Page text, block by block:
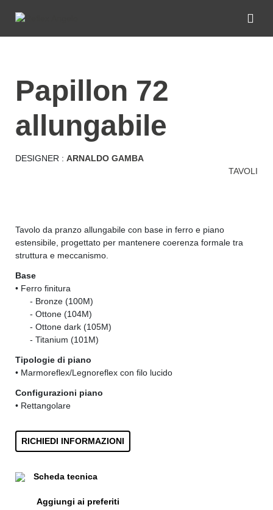
papillon 72
allungabile
DESIGNER : ARNALDO GAMBA
TAVOLI
Tavolo da pranzo allungabile con base in ferro e piano
estensibile, progettato per mantenere coerenza formale tra
struttura e meccanismo.
Base
• Ferro finitura
- Bronze (100M)
- Ottone (104M)
- Ottone dark (105M)
- Titanium (101M)
Tipologie di piano
• Marmoreflex/Legnoreflex con filo lucido
Configurazioni piano
• Rettangolare
RICHIEDI INFORMAZIONI
Scheda tecnica
Aggiungi ai preferiti